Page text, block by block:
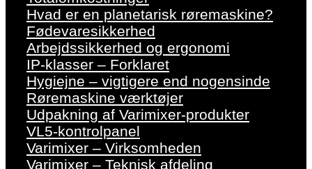
Hvad er en planetarisk røremaskine?
Fødevaresikkerhed
Arbejdssikkerhed og ergonomi
IP-klasser – Forklaret
Hygiejne – vigtigere end nogensinde
Røremaskine værktøjer
Udpakning af Varimixer-produkter
VL5-kontrolpanel
Varimixer – Virksomheden
Varimixer – Teknisk afdeling